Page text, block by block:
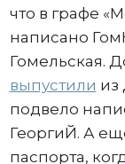
что в графе
написано
Гомельская.
выпустили из
подвело
ГеоргиЙ. А
паспорта,